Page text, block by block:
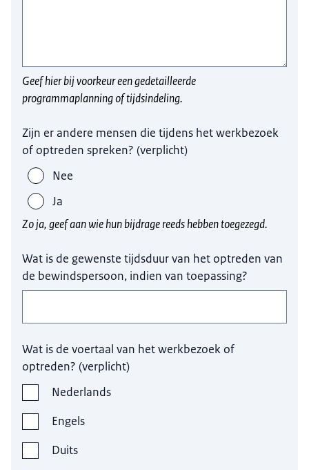
Geef hier bij voorkeur een gedetailleerde
programmaplanning of tijdsindeling.
Zijn er andere mensen die tijdens het werkbezoek
of optreden spreken? (verplicht)
Nee
Ja
Zo ja, geef aan wie hun bijdrage reeds hebben toegezegd.
Wat is de gewenste tijdsduur van het optreden van
de bewindspersoon, indien van toepassing?
Wat is de voertaal van het werkbezoek of
optreden? (verplicht)
Nederlands
Engels
Duits